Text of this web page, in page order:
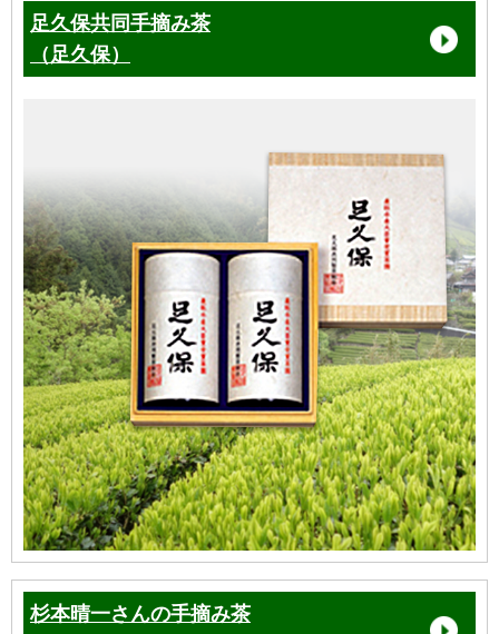
足久保共同手摘み茶
（足久保）
杉本晴一さんの手摘み茶